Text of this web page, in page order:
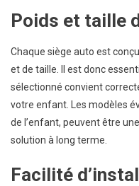
Poids et taille
Chaque siège auto est
et de taille. Il est donc
sélectionné convient
votre enfant. Les modèles
de l’enfant, peuvent être
solution à long terme.
Facilité